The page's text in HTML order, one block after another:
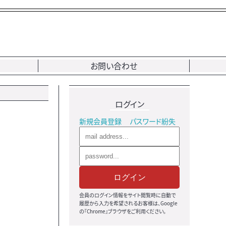
お問い合わせ
ログイン
新規会員登録 パスワード紛失
ログイン
会員のログイン情報をサイト閲覧時に自動で
履歴から入力を希望されるお客様は、Google
の『Chrome』ブラウザをご利用ください。